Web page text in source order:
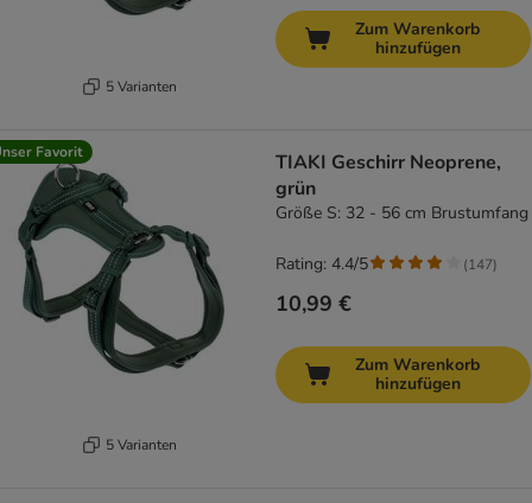
5 Varianten
Zum Warenkorb
hinzufügen
Favorit
5 Varianten
TIAKI Geschirr Neoprene,
grün
Größe S: 32 - 56 cm Brustumfang
10,99 €
Rating: 4.4/5 (147)
Zum Warenkorb
hinzufügen